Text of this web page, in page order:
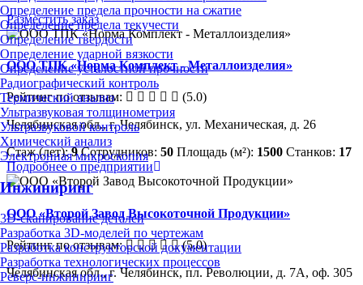
Определение предела прочности на сжатие
Определение предела текучести
Определение твердости
Определение ударной вязкости
Определение усталостной прочности
Радиографический контроль
Термический анализ
Ультразвуковая толщинометрия
Ультразвуковой контроль
Химический анализ
Электронная микроскопия
Инжиниринг
3D-сканирование деталей
Разработка 3D-моделей по чертежам
Разработка конструкторской документации
Разработка технологических процессов
Реверс-инжиниринг
Разместить заказ
ООО ТПК «Норма Комплект - Металлоизделия»
Рейтинг по отзывам:
(5.0)
Челябинская обл., г. Челябинск, ул. Механическая, д. 26
Стаж (лет):9 Сотрудников: 50 Площадь (м²): 1500 Станков: 17
Подробнее о предприятии
ООО «Второй Завод Высокоточной Продукции»
Рейтинг по отзывам:
(5.0)
Челябинская обл., г. Челябинск, пл. Революции, д. 7А, оф. 305